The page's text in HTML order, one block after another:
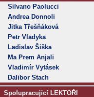
Silvano Paolucci
Andrea Donnoli
Jitka Třešňáková
Petr Vladyka
Ladislav Šiška
Ma Prem Anjali
Vladimír Vytásek
Dalibor Stach
Spolupracující LEKTOŘI